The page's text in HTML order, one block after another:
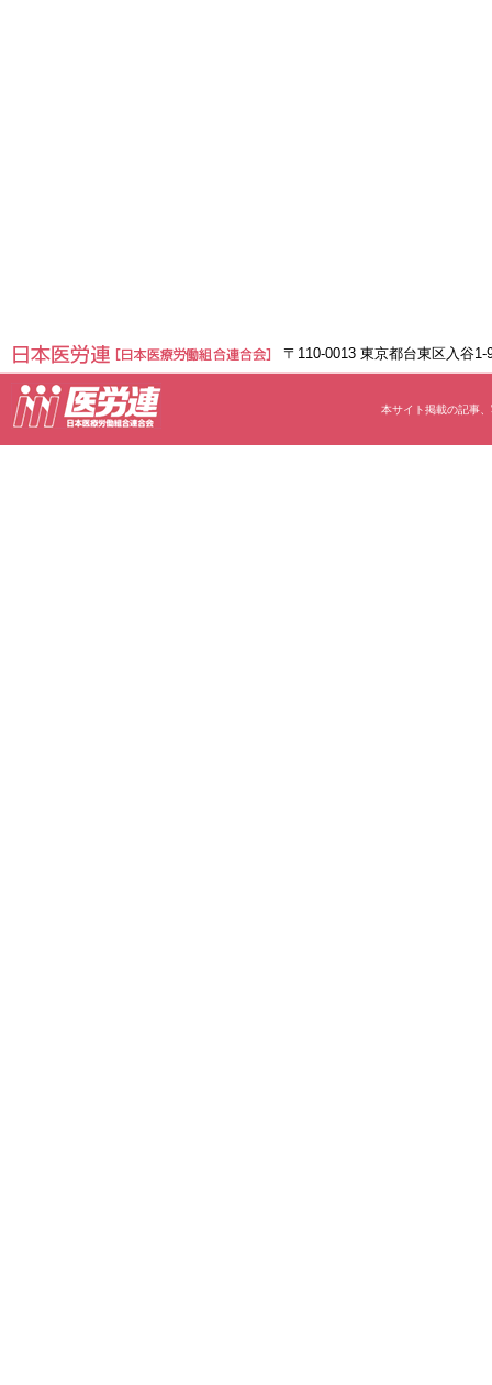
〒110-0013 東京都台東区入谷
本サイト掲載の記事